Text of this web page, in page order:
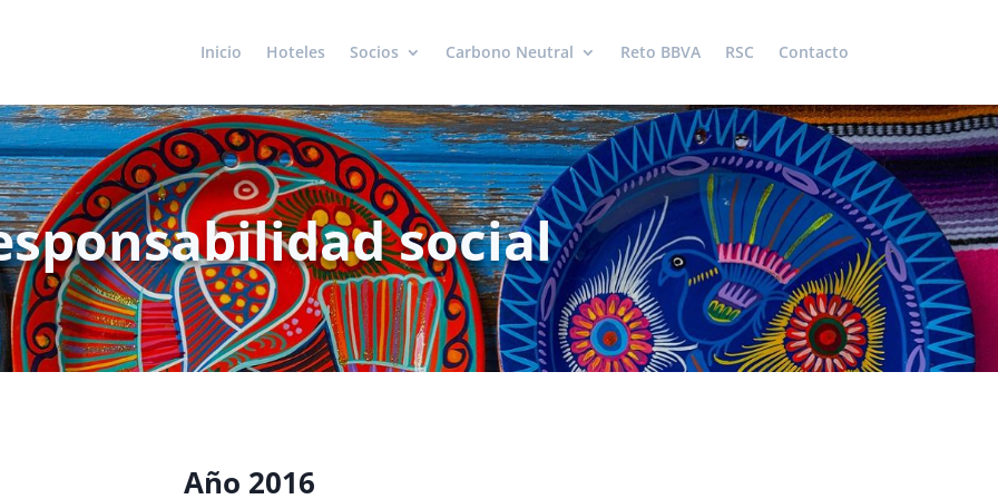
Inicio Hoteles Socios Carbono Neutral Reto BBVA RSC Contacto
social
Año 2016